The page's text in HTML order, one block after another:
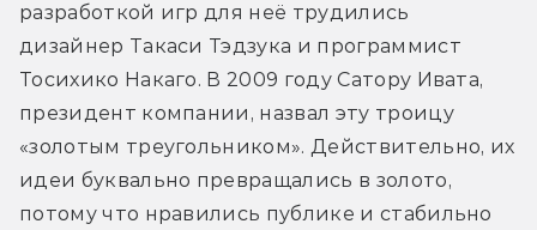
разработкой игр для неё трудились
дизайнер Такаси Тэдзука и программист
Тосихико Накаго. В 2009 году Сатору Ивата,
президент компании, назвал эту троицу
«золотым треугольником». Действительно, их
идеи буквально превращались в золото,
потому что нравились публике и стабильно